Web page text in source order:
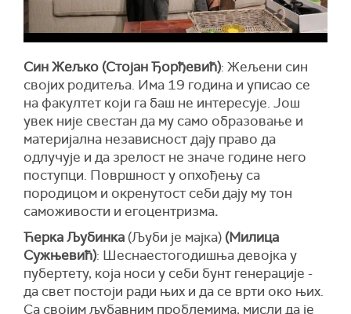
Син Жељко (Стојан Ђорђевић): Жељени син
својих родитеља. Има 19 година и уписао се
на факултет који га баш не интересује. Још
увек није свестан да му само образовање и
материјална независност дају право да
одлучује и да зрелост не значе године него
поступци. Површност у опхођењу са
породицом и окренутост себи дају му тон
саможивости и егоцентризма.
Ћерка Љубинка (Љуби је мајка) (Милица
Сужњевић): Шеснаестогодишња девојка у
пубертету, која носи у себи бунт генерације -
да свет постоји ради њих и да се врти око њих.
Са својим љубавним проблемима, мисли да је